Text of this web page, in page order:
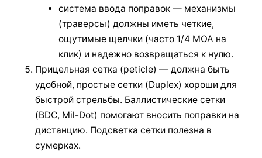
система ввода поправок — механизмы
(траверсы) должны иметь четкие,
ощутимые щелчки (часто 1/4 MOA на
клик) и надежно возвращаться к нулю.
Прицельная сетка (реticle) — должна быть
удобной, простые сетки (Duplex) хороши для
быстрой стрельбы. Баллистические сетки
(BDC, Mil-Dot) помогают вносить поправки на
дистанцию. Подсветка сетки полезна в
сумерках.